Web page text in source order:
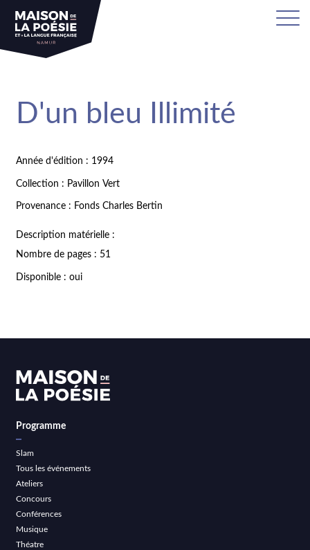
D'un bleu Illimité
Année d'édition : 1994
Collection : Pavillon Vert
Provenance : Fonds Charles Bertin
Description matérielle :
Nombre de pages : 51
Disponible : oui
Programme
Slam
Tous les événements
Ateliers
Concours
Conférences
Musique
Théatre